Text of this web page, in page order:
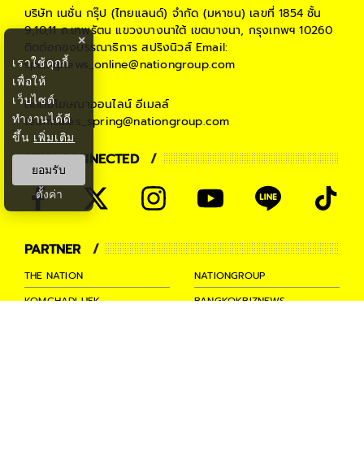
บริษัท เนชั่น กรุ๊ป (ไทยแลนด์) จำกัด (มหาชน) เลขที่ 1854 ชั้น
9,10,11 ถ.เทพรัตน แขวงบางนาใต้ เขตบางนา, กรุงเทพฯ 10260
ติดต่อกองบรรณาธิการ สปริงนิวส์Email:
springnews_online@nationgroup.com
ติดต่อโฆษณาออนไลน์ อีเมลล์
teamsales_spring@nationgroup.com
STAY CONNECTED
PARTNER
THE NATION
NATIONGROUP
KOMCHADLUEK
BANGKOKBIZNEWS
×
เราใช้คุกกี้
เพื่อให้
เว็บไซต์
ทำงานได้ดี
ขึ้น เพิ่มเติม
ยอมรับ
ตั้งค่า